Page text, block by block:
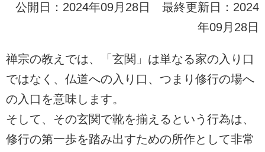
公開日：2024年09月28日 最終更新日：2024
年09月28日
禅宗の教えでは、「玄関」は単なる家の入り口
ではなく、仏道への入り口、つまり修行の場へ
の入口を意味します。
そして、その玄関で靴を揃えるという行為は、
修行の第一歩を踏み出すための所作として非常